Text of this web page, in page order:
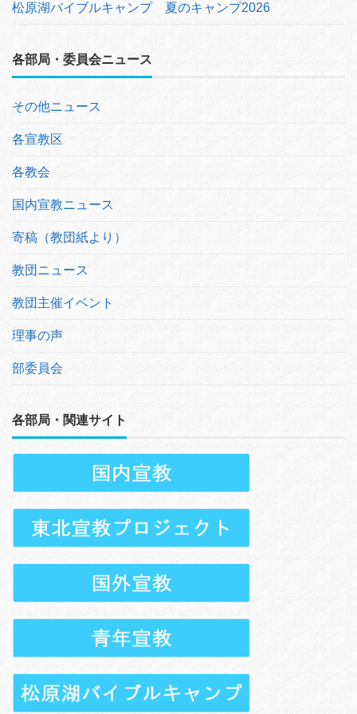
松原湖バイブルキャンプ 夏のキャンプ2026
各部局・委員会ニュース
その他ニュース
各宣教区
各教会
国内宣教ニュース
寄稿（教団紙より）
教団ニュース
教団主催イベント
理事の声
部委員会
各部局・関連サイト